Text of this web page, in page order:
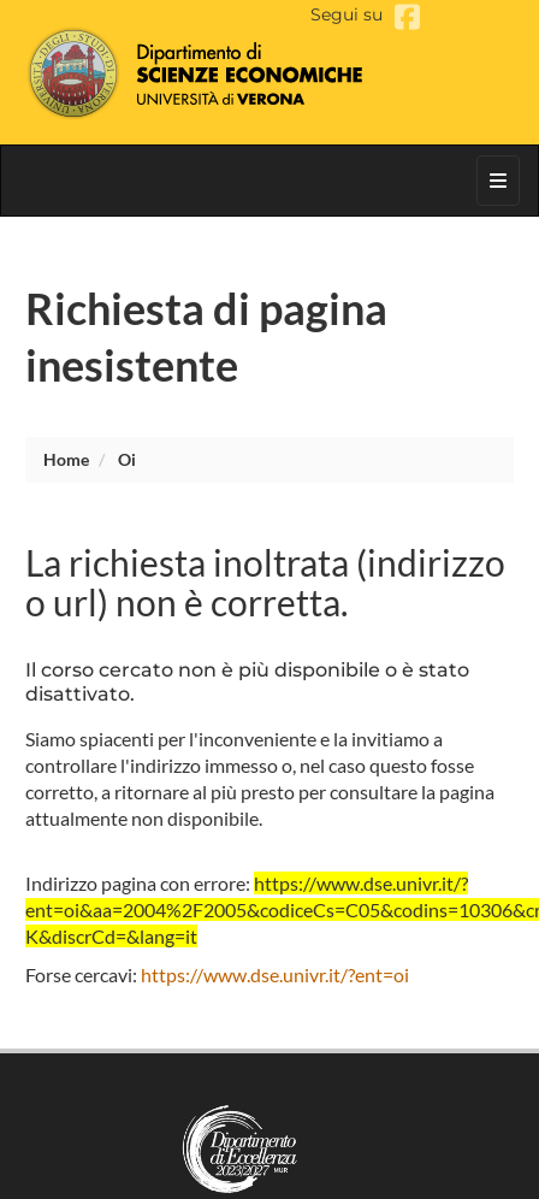
Segui su
Richiesta di pagina
inesistente
Home Oi
La richiesta inoltrata (indirizzo
o url) non è corretta.
Il corso cercato non è più disponibile o è stato
disattivato.
Siamo spiacenti per l'inconveniente e la invitiamo a
controllare l'indirizzo immesso o, nel caso questo fosse
corretto, a ritornare al più presto per consultare la pagina
attualmente non disponibile.
Indirizzo pagina con errore: https://www.dse.univr.it/?
K&discrCd=&lang=it
Forse cercavi: https://www.dse.univr.it/?ent=oi